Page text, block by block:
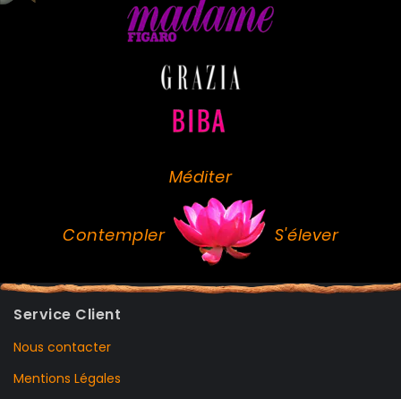
Méditer
Contempler S'élever
Service Client
Nous contacter
Mentions Légales